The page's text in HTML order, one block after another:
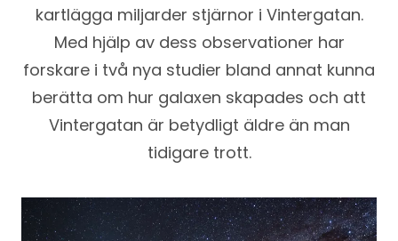
kartlägga miljarder stjärnor i Vintergatan.
Med hjälp av dess observationer har
forskare i två nya studier bland annat kunna
berätta om hur galaxen skapades och att
Vintergatan är betydligt äldre än man
tidigare trott.